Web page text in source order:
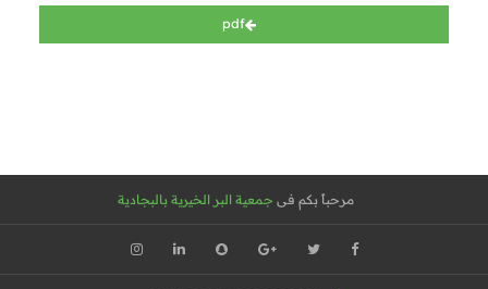
pdf
مرحباً بكم فى جمعية البر الخيرية بالبجادية